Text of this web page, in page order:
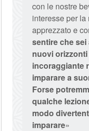
con le nostre
interesse per
apprezzato e
sentire che
nuovi
incoraggiante
imparare a
Forse
qualche
modo
imparare»